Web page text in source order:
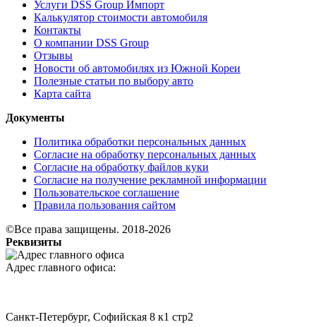
Услуги DSS Group Импорт
Калькулятор стоимости автомобиля
Контакты
О компании DSS Group
Отзывы
Новости об автомобилях из Южной Кореи
Полезные статьи по выбору авто
Карта сайта
Документы
Политика обработки персональных данных
Согласие на обработку персональных данных
Согласие на обработку файлов куки
Согласие на получение рекламной информации
Пользовательское соглашение
Правила пользования сайтом
©Все права защищены. 2018-2026
Реквизиты
Адрес главного офиса:
Санкт-Петербург, Софийская 8 к1 стр2